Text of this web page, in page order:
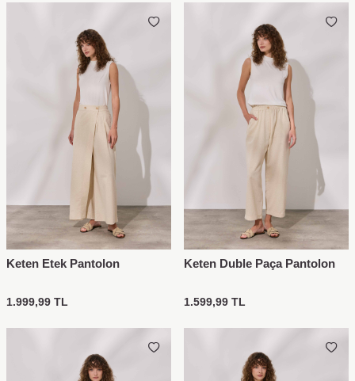
Keten Etek Pantolon
1.999,99 TL
Keten Duble Paça Pantolon
1.599,99 TL